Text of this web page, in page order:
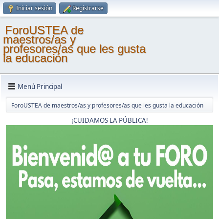
Iniciar sesión Registrarse
ForoUSTEA de
maestros/as y
profesores/as que les gusta
la educación
Menú Principal
ForoUSTEA de maestros/as y profesores/as que les gusta la educación
¡CUIDAMOS LA PÚBLICA!